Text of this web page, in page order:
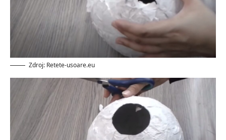
Zdroj: Retete-usoare.eu